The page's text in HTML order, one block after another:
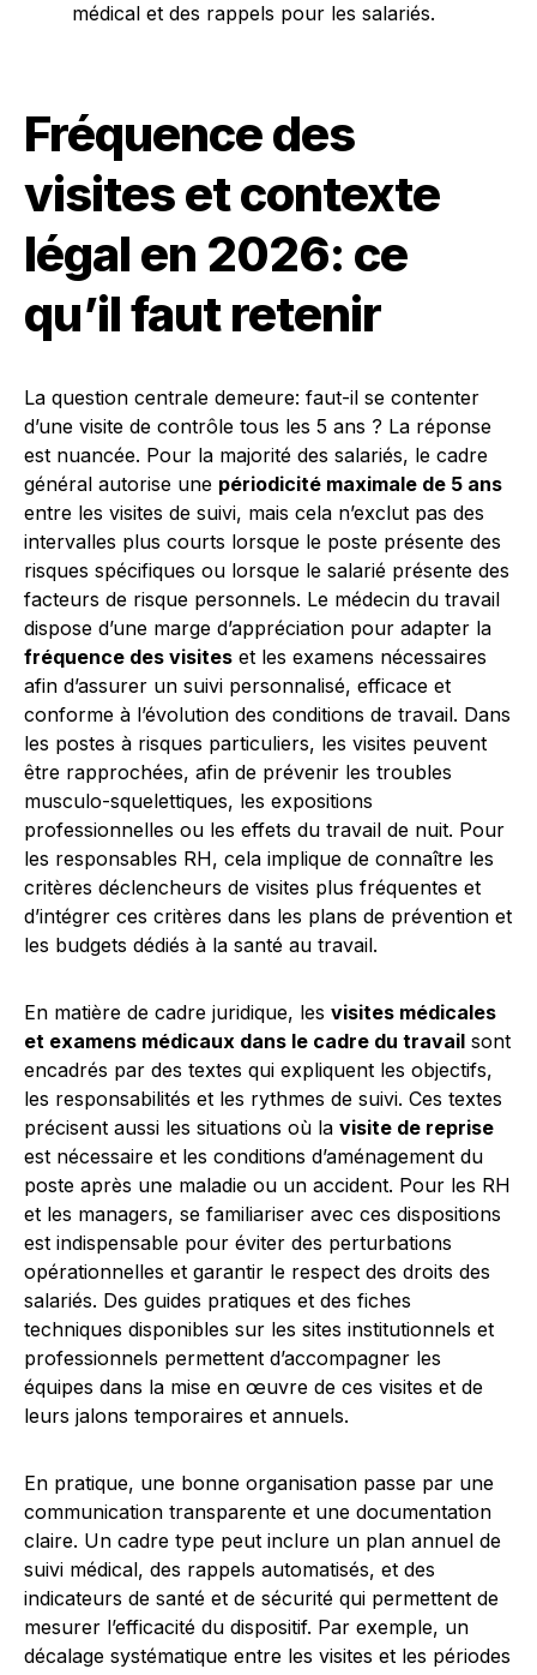
médical et des rappels pour les salariés.
Fréquence des
visites et contexte
légal en 2026: ce
qu’il faut retenir
La question centrale demeure: faut-il se contenter
d’une visite de contrôle tous les 5 ans ? La réponse
est nuancée. Pour la majorité des salariés, le cadre
général autorise une périodicité maximale de 5 ans
entre les visites de suivi, mais cela n’exclut pas des
intervalles plus courts lorsque le poste présente des
risques spécifiques ou lorsque le salarié présente des
facteurs de risque personnels. Le médecin du travail
dispose d’une marge d’appréciation pour adapter la
fréquence des visites et les examens nécessaires
afin d’assurer un suivi personnalisé, efficace et
conforme à l’évolution des conditions de travail. Dans
les postes à risques particuliers, les visites peuvent
être rapprochées, afin de prévenir les troubles
musculo-squelettiques, les expositions
professionnelles ou les effets du travail de nuit. Pour
les responsables RH, cela implique de connaître les
critères déclencheurs de visites plus fréquentes et
d’intégrer ces critères dans les plans de prévention et
les budgets dédiés à la santé au travail.
En matière de cadre juridique, les visites médicales
et examens médicaux dans le cadre du travail sont
encadrés par des textes qui expliquent les objectifs,
les responsabilités et les rythmes de suivi. Ces textes
précisent aussi les situations où la visite de reprise
est nécessaire et les conditions d’aménagement du
poste après une maladie ou un accident. Pour les RH
et les managers, se familiariser avec ces dispositions
est indispensable pour éviter des perturbations
opérationnelles et garantir le respect des droits des
salariés. Des guides pratiques et des fiches
techniques disponibles sur les sites institutionnels et
professionnels permettent d’accompagner les
équipes dans la mise en œuvre de ces visites et de
leurs jalons temporaires et annuels.
En pratique, une bonne organisation passe par une
communication transparente et une documentation
claire. Un cadre type peut inclure un plan annuel de
suivi médical, des rappels automatisés, et des
indicateurs de santé et de sécurité qui permettent de
mesurer l’efficacité du dispositif. Par exemple, un
décalage systématique entre les visites et les périodes